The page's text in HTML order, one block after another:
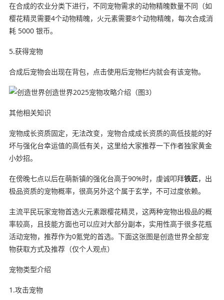
在合成的农业分类下进行，不同宠物需求的动物精魄数量不同（如
樱花精灵需要4个动物精魄，火元素需要8个动物精魄，每次合成消
耗 5000 银币。
5.获得宠物
合成后宠物会出现在背包，点击使用后宠物栏内就会有该宠物。
其他相关知识
宠物成长资质固定，无法改变，宠物合成成长资质的高低技能的好
坏与强化台幸运值的高低有关，这里给大家推荐一下作者独家黄金
小妙招。
在傍晚七点以后在萌新镇的强化台高于90%时，虔诚叩拜铁匠，出
极品资质的宠物概率，很高另外这个属于玄学，不可过度依赖。
主流平民玩家宠物首选火元素跟樱花精灵，这两种宠物出极品的概
率较高，且技能方面也可以应对大部分副本，实用性高于很多花瓶
活动宠物，推荐作为0氪党的首选。下面这张图是创造世界全部宠
物获取方式及推荐（仅个人观点）
宠物类型介绍
1.攻击宠物